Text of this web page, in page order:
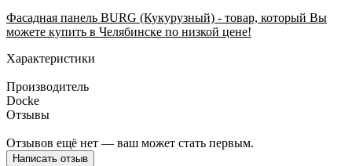
Фасадная панель BURG (Кукурузный) - товар, который Вы
можете купить в Челябинске по низкой цене!
Характеристики
Производитель
Docke
Отзывы
Отзывов ещё нет — ваш может стать первым.
Написать отзыв